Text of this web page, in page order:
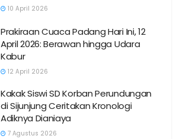
10 April 2026
Prakiraan Cuaca Padang Hari Ini, 12
April 2026: Berawan hingga Udara
Kabur
12 April 2026
Kakak Siswi SD Korban Perundungan
di Sijunjung Ceritakan Kronologi
Adiknya Dianiaya
7 Agustus 2026